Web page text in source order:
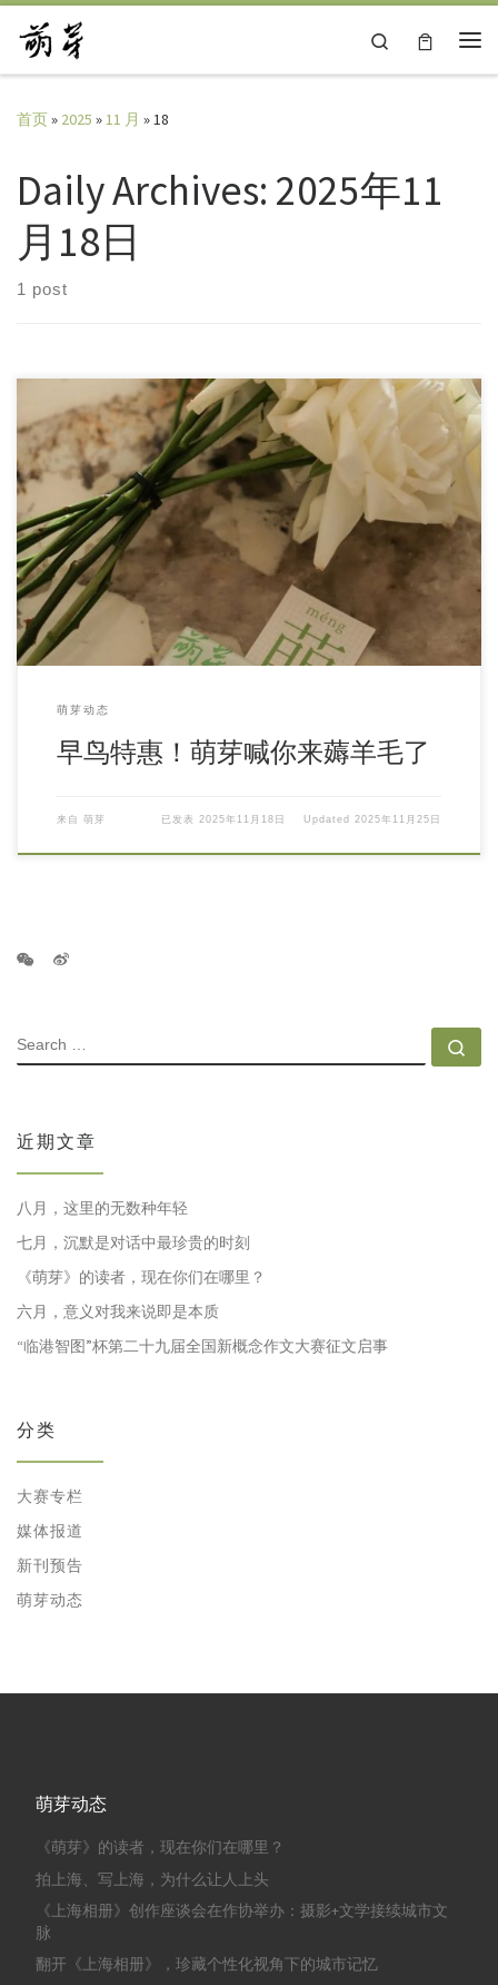
Skip to content
Search
首页» 2025 »11 月 »18
Daily Archives: 2025年11
月18日
1 post
萌芽动态
早鸟特惠！萌芽喊你来薅羊毛了
来自 萌芽 已发表 2025年11月18日 Updated 2025年11月25日
SEARCH
近期文章
八月，这里的无数种年轻
七月，沉默是对话中最珍贵的时刻
《萌芽》的读者，现在你们在哪里？
六月，意义对我来说即是本质
“临港智图”杯第二十九届全国新概念作文大赛征文启事
分类
大赛专栏
媒体报道
新刊预告
萌芽动态
萌芽动态
《萌芽》的读者，现在你们在哪里？
拍上海、写上海，为什么让人上头
《上海相册》创作座谈会在作协举办：摄影+文学接续城市文
脉
翻开《上海相册》，珍藏个性化视角下的城市记忆